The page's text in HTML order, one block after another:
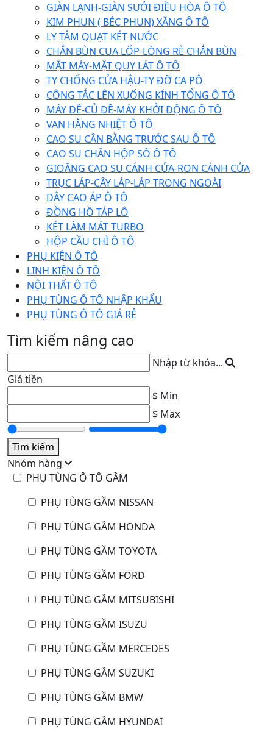
GIÀN LẠNH-GIÀN SƯỞI ĐIỀU HÒA Ô TÔ
KIM PHUN ( BÉC PHUN) XĂNG Ô TÔ
LY TÂM QUẠT KÉT NƯỚC
CHẮN BÙN CUA LỐP-LÒNG RÈ CHẮN BÙN
MẶT MÁY-MẶT QUY LÁT Ô TÔ
TY CHỐNG CỬA HẬU-TY ĐỠ CA PÔ
CÔNG TẮC LÊN XUỐNG KÍNH TỔNG Ô TÔ
MÁY ĐỀ-CỦ ĐỀ-MÁY KHỞI ĐỘNG Ô TÔ
VAN HẰNG NHIỆT Ô TÔ
CAO SU CÂN BẰNG TRƯỚC SAU Ô TÔ
CAO SU CHÂN HỘP SỐ Ô TÔ
GIOĂNG CAO SU CÁNH CỬA-RON CÁNH CỬA
TRỤC LÁP-CÂY LÁP-LÁP TRONG NGOÀI
DÂY CAO ÁP Ô TÔ
ĐỒNG HỒ TÁP LÔ
KÉT LÀM MÁT TURBO
HỘP CẦU CHÌ Ô TÔ
PHỤ KIỆN Ô TÔ
LINH KIỆN Ô TÔ
NỘI THẤT Ô TÔ
PHỤ TÙNG Ô TÔ NHẬP KHẨU
PHỤ TÙNG Ô TÔ GIÁ RẺ
Tìm kiếm nâng cao
Nhập từ khóa...
Giá tiền
$ Min
$ Max
Tìm kiếm
Nhóm hàng
PHỤ TÙNG Ô TÔ GẦM
PHỤ TÙNG GẦM NISSAN
PHỤ TÙNG GẦM HONDA
PHỤ TÙNG GẦM TOYOTA
PHỤ TÙNG GẦM FORD
PHỤ TÙNG GẦM MITSUBISHI
PHỤ TÙNG GẦM ISUZU
PHỤ TÙNG GẦM MERCEDES
PHỤ TÙNG GẦM SUZUKI
PHỤ TÙNG GẦM BMW
PHỤ TÙNG GẦM HYUNDAI